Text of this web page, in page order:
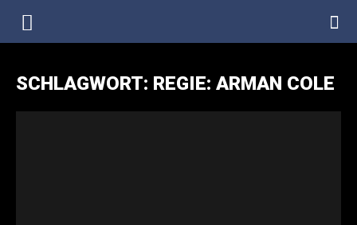
DenkfabrikBlog
SCHLAGWORT: REGIE: ARMAN COLE